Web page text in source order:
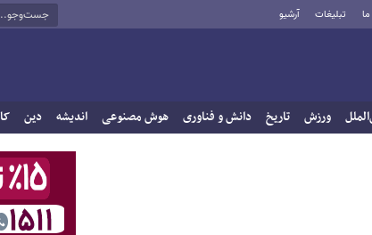
ما تبلیغات آرشیو
ورزش تاریخ دانش و فناوری هوش مصنوعی اندیشه دین